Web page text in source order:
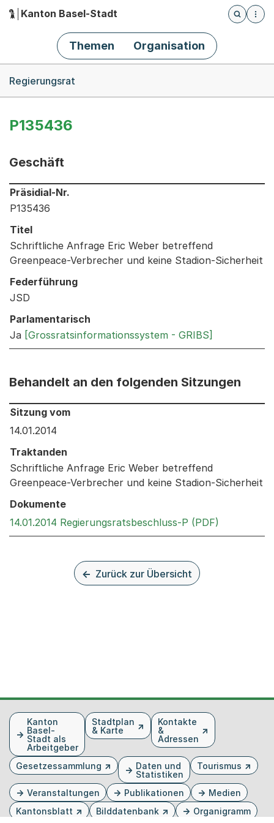
Hauptnavigation
Kanton Basel-Stadt
Öffnet
Themen Organisation
Regierungsrat
P135436
Geschäft
Informationen zum Ausgewählten Geschäft
Präsidial-Nr.
P135436
Titel
Schriftliche Anfrage Eric Weber betreffend
Greenpeace-Verbrecher und keine Stadion-Sicherheit
Federführung
JSD
Parlamentarisch
Ja [Grossratsinformationssystem - GRIBS]
Behandelt an den folgenden Sitzungen
Behandelt an den folgenden Sitzungen: Informationen
Sitzung vom
14.01.2014
Traktanden
Schriftliche Anfrage Eric Weber betreffend
Greenpeace-Verbrecher und keine Stadion-Sicherheit
Dokumente
14.01.2014 Regierungsratsbeschluss-P (PDF)
Zurück zur Übersicht
FusszeileKanton
Basel-
Stadt als
Arbeitgeber
Stadtplan
& Karte
Kontakte
&
Adressen
Gesetzessammlung
Daten und
Statistiken
Tourismus
Veranstaltungen Publikationen
Medien
Kantonsblatt
Bilddatenbank Organigramm